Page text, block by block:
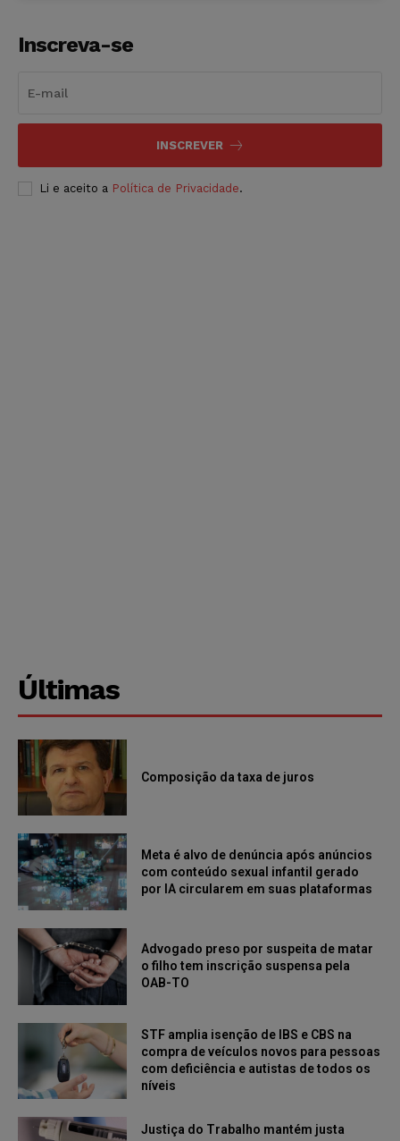
Inscreva-se
INSCREVER
Li e aceito a Política de Privacidade.
Últimas
Composição da taxa de juros
Meta é alvo de denúncia após anúncios
com conteúdo sexual infantil gerado
por IA circularem em suas plataformas
Advogado preso por suspeita de matar
o filho tem inscrição suspensa pela
OAB-TO
STF amplia isenção de IBS e CBS na
compra de veículos novos para pessoas
com deficiência e autistas de todos os
níveis
Justiça do Trabalho mantém justa